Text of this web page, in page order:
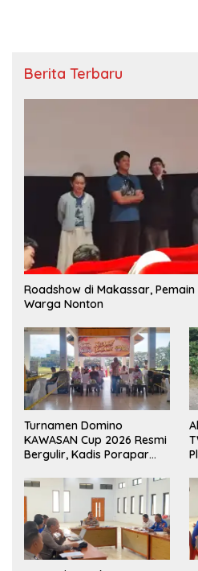
Berita Terbaru
Roadshow di Makassar, Pemain
Warga Nonton
Turnamen Domino
KAWASAN Cup 2026 Resmi
Bergulir, Kadis Porapar
Sportivitas dan Silaturahmi